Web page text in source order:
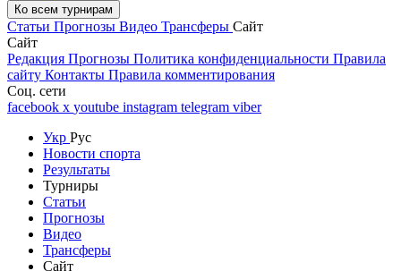
Ко всем турнирам
Статьи Прогнозы Видео Трансферы Сайт
Сайт
Редакция Прогнозы Политика конфиденциальности Правила
сайту Контакты Правила комментирования
Соц. сети
facebook x youtube instagram telegram viber
Укр Рус
Новости спорта
Результаты
Турниры
Статьи
Прогнозы
Видео
Трансферы
Сайт